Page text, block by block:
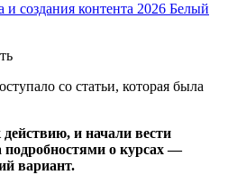
создания контента 2026 Белый
со статьи, которая была
и начали вести
подробностями о курсах —
вариант.